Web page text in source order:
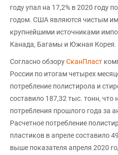
году упал на 17,2% в 2020 году
годом. США являются чистым
крупнейшими источниками
Канада, Багамы и Южная Корея.
Согласно обзоруСканПласт
России по итогам четырех
потребление полистирола и
составило 187,32 тыс. тонн, что
потребления прошлого года за
Расчетное потребление
пластиков в апреле составило
выше показателя апреля 2020